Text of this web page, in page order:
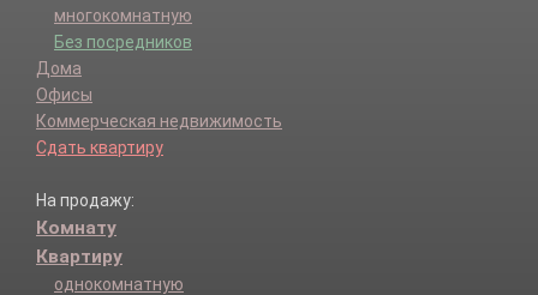
многокомнатную
Без посредников
Дома
Офисы
Коммерческая недвижимость
Сдать квартиру
На продажу:
Комнату
Квартиру
однокомнатную